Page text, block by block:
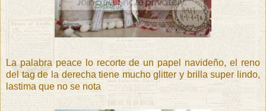
La palabra peace lo recorte de un papel navideño, el reno
del tag de la derecha tiene mucho glitter y brilla super lindo,
lastima que no se nota